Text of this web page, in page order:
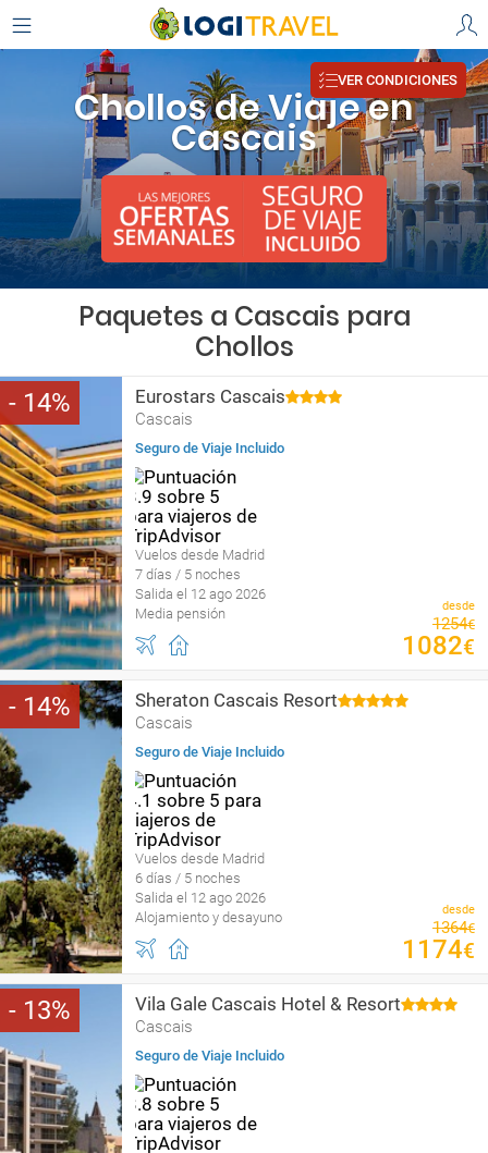
Chollos de Viaje en
Cascais
VER CONDICIONES
Paquetes a Cascais para
Chollos
14 Eurostars Cascais
Cascais
Seguro de Viaje Incluido
Vuelos desde Madrid
7 días / 5 noches
Salida el 12 ago 2026
Media pensión
desde
1254€
1082€
14 Sheraton Cascais Resort
Cascais
Seguro de Viaje Incluido
Vuelos desde Madrid
6 días / 5 noches
Salida el 12 ago 2026
Alojamiento y desayuno
desde
1364€
1174€
13 Vila Gale Cascais Hotel & Resort
Cascais
Seguro de Viaje Incluido